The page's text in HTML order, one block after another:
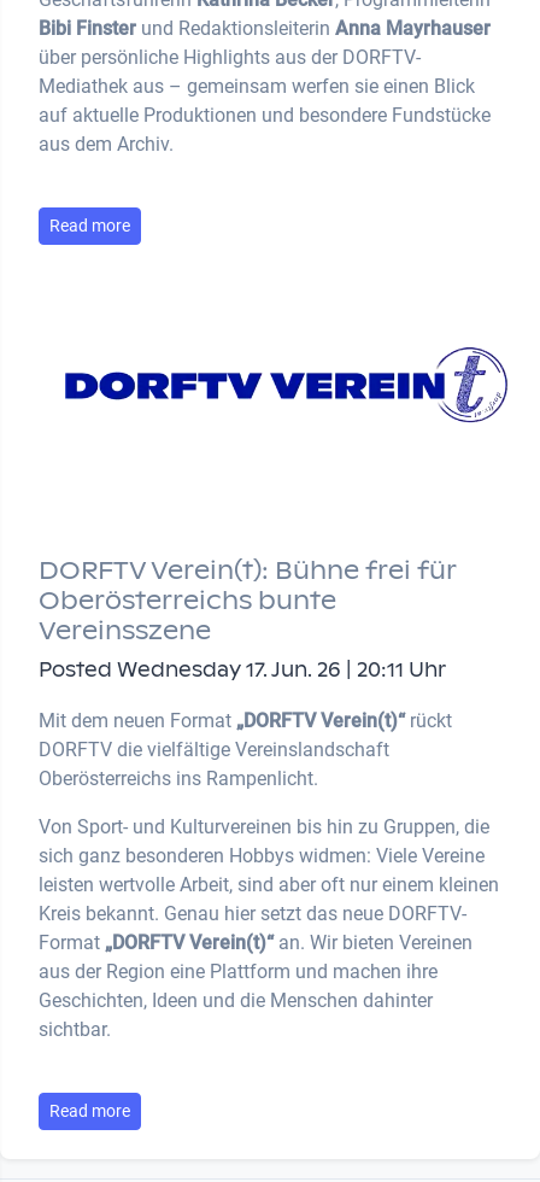
Bibi Finster und Redaktionsleiterin Anna Mayrhauser
über persönliche Highlights aus der DORFTV-
Mediathek aus – gemeinsam werfen sie einen Blick
auf aktuelle Produktionen und besondere Fundstücke
aus dem Archiv.
Read more
DORFTV Verein(t): Bühne frei für
Oberösterreichs bunte
Vereinsszene
Posted Wednesday 17. Jun. 26 | 20:11 Uhr
Mit dem neuen Format „DORFTV Verein(t)“rückt
DORFTV die vielfältige Vereinslandschaft
Oberösterreichs ins Rampenlicht.
Von Sport- und Kulturvereinen bis hin zu Gruppen, die
sich ganz besonderen Hobbys widmen: Viele Vereine
leisten wertvolle Arbeit, sind aber oft nur einem kleinen
Kreis bekannt. Genau hier setzt das neue DORFTV-
Format „DORFTV Verein(t)“an. Wir bieten Vereinen
aus der Region eine Plattform und machen ihre
Geschichten, Ideen und die Menschen dahinter
sichtbar.
Read more